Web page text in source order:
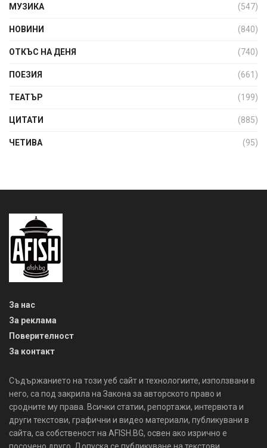
МУЗИКА (547)
НОВИНИ (840)
ОТКЪС НА ДЕНЯ (740)
ПОЕЗИЯ (661)
ТЕАТЪР (199)
ЦИТАТИ (885)
ЧЕТИВА (95)
За нас
За реклама
Поверителност
За контакт
Съдържанието на този уеб сайт и технологиите, използвани в
него, са под закрила на Закона за авторското право и
сродните му права. Всички статии, репортажи, интервюта и
други текстови, графични и видео материали, публикувани в
сайта, са собственост на AFISH.BG, освен ако изрично е
посочено друго. Допуска се публикуване на текстови